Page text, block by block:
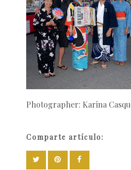
Photographer: Karina
Comparte artículo: